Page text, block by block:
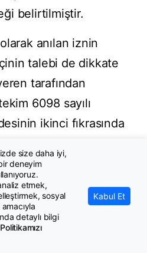
belirtilmiştir.
anılan iznin
talebi de dikkate
tarafından
6098 sayılı
ikinci fıkrasında
bağdaştığı
gözönünde
belirleyeceği hükme
Kanun’un 40.
birinci
size daha iyi,
deneyim
etmek,
sosyal
detaylı bilgi
Kabul Et